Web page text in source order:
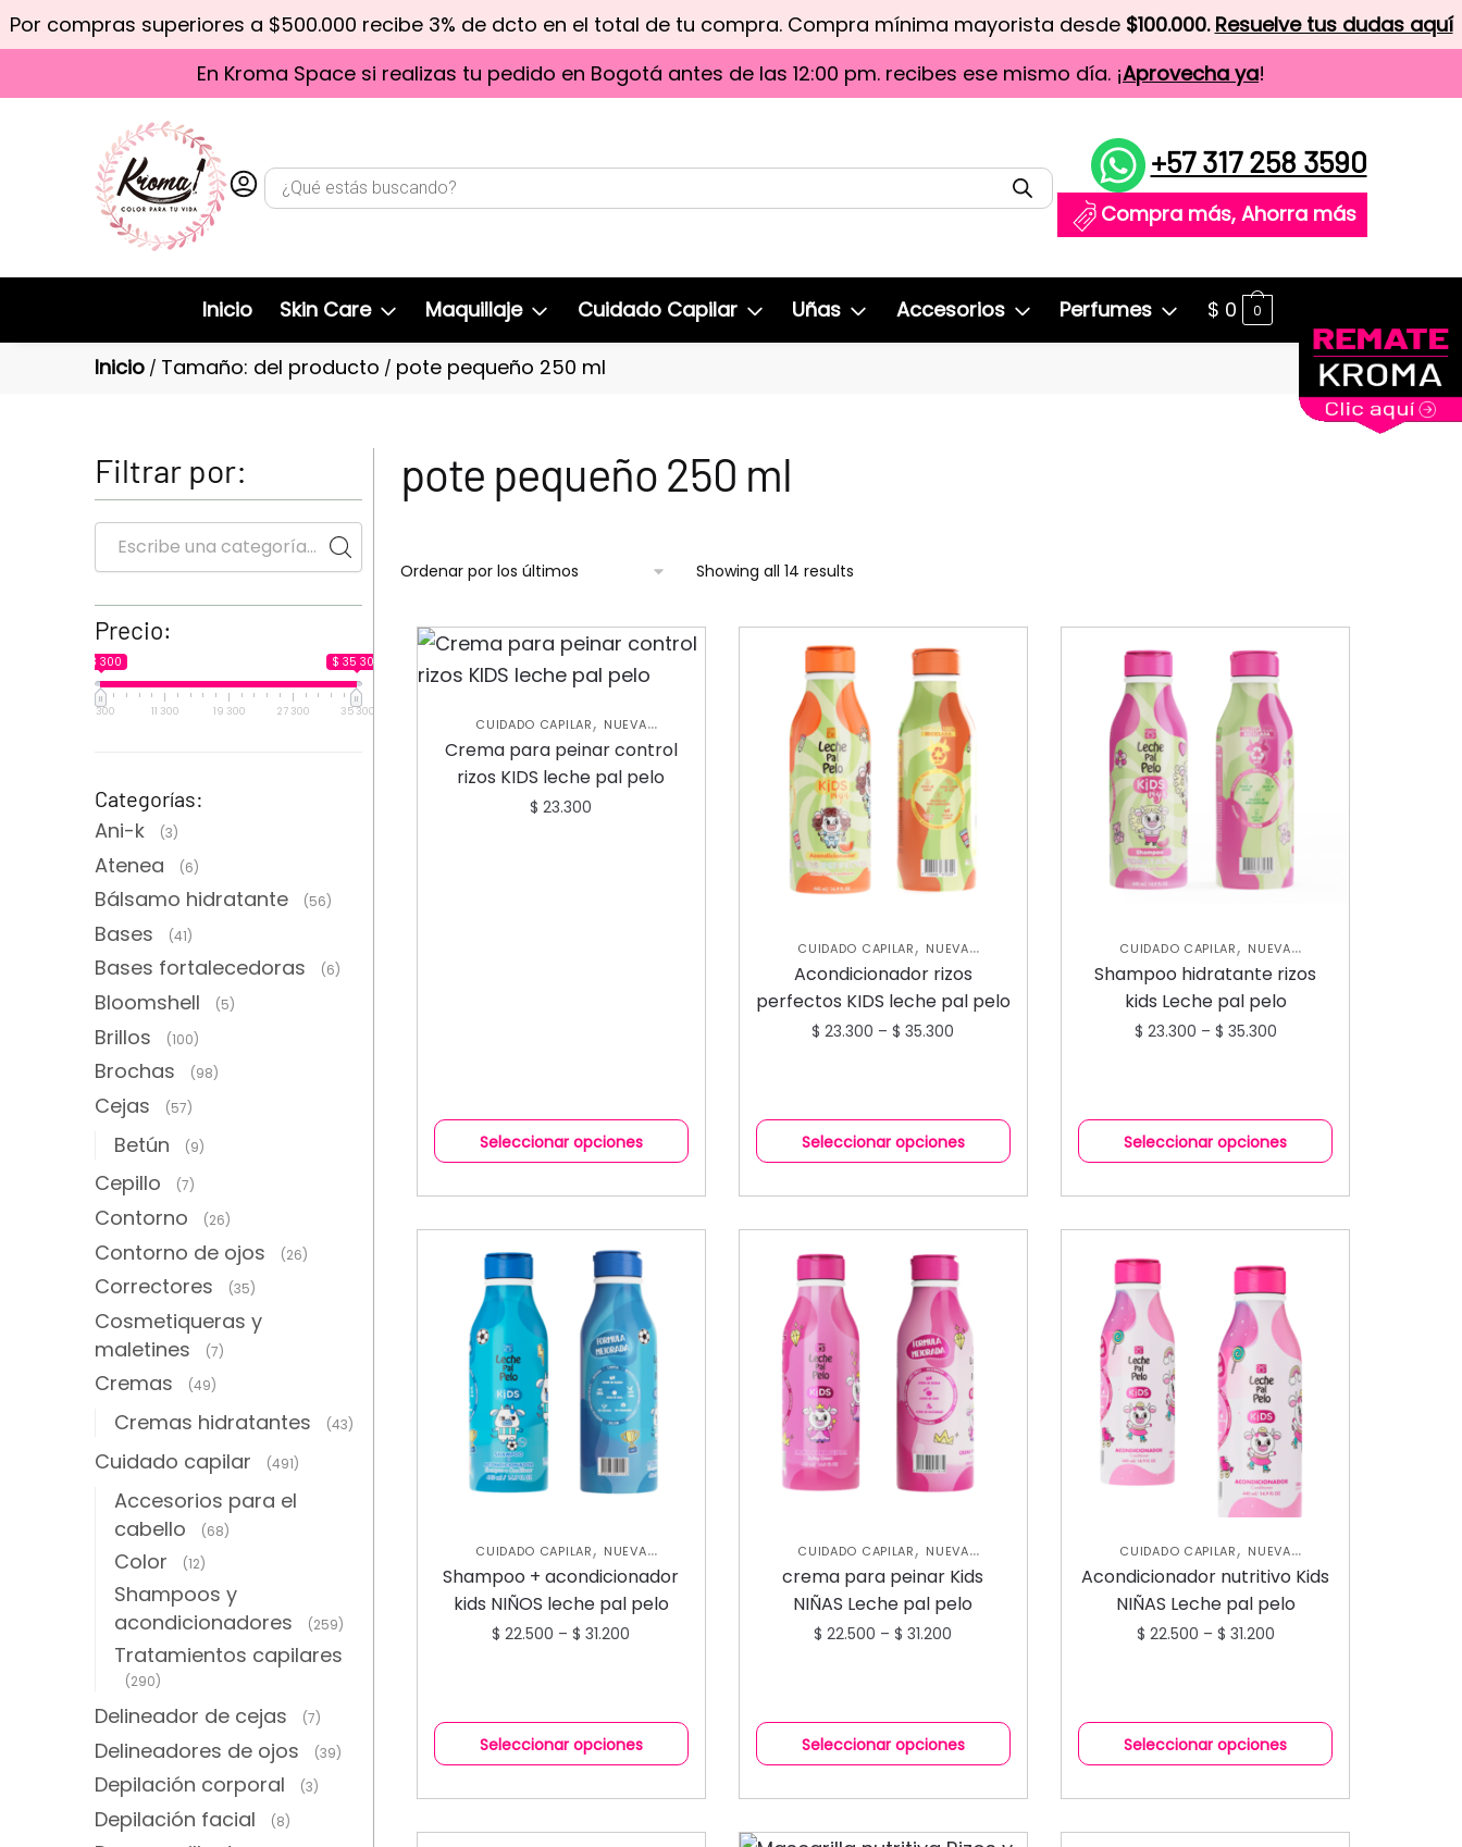
Por compras superiores a $500.000 recibe 3% de dcto en el total de tu compra. Compra mínima mayorista desde $100.000. Resuelve tus dudas aquí
En Kroma Space si realizas tu pedido en Bogotá antes de las 12:00 pm. recibes ese mismo día. ¡Aprovecha ya!
+57 317 258 3590
Compra más, Ahorra más
Inicio Skin Care Maquillaje Cuidado Capilar Uñas Accesorios Perfumes $ 0 0
Inicio / Tamaño: del producto / pote pequeño 250 ml
pote pequeño 250 ml
Showing all 14 results
CUIDADO CAPILAR, NUEVA
COLECCIÓN ,SHAMPOOS Y
ACONDICIONADORES ,
CAPILARES
Crema para peinar control
rizos KIDS leche pal pelo
$ 23.300
Seleccionar opciones
CUIDADO CAPILAR, NUEVA
COLECCIÓN,SHAMPOOS Y
Acondicionador rizos
perfectos KIDS leche pal pelo
$ 23.300 – $ 35.300
Seleccionar opciones
CUIDADO CAPILAR, NUEVA
COLECCIÓN,SHAMPOOS Y
ACONDICIONADORES
Shampoo hidratante rizos
kids Leche pal pelo
$ 23.300 – $ 35.300
Seleccionar opciones
CUIDADO CAPILAR, NUEVA
COLECCIÓN,SHAMPOOS Y
ACONDICIONADORES
Shampoo + acondicionador
kids NIÑOS leche pal pelo
$ 22.500 – $ 31.200
Seleccionar opciones
CUIDADO CAPILAR, NUEVA
COLECCIÓN,SHAMPOOS Y
ACONDICIONADORES,
CAPILARES
crema para peinar Kids
NIÑAS Leche pal pelo
$ 22.500 – $ 31.200
Seleccionar opciones
CUIDADO CAPILAR, NUEVA
COLECCIÓN,SHAMPOOS Y
Acondicionador nutritivo Kids
NIÑAS Leche pal pelo
$ 22.500 – $ 31.200
Seleccionar opciones
Filtrar por:
Precio:
$ 3 300 $ 35 300
3 300 11 300 19 300 27 300 35 300
Categorías:
Ani-k (3)
Atenea (6)
Bálsamo hidratante (56)
Bases (41)
Bases fortalecedoras (6)
Bloomshell (5)
Brillos (100)
Brochas (98)
Cejas (57)
Betún (9)
Cepillo (7)
Contorno (26)
Contorno de ojos (26)
Correctores (35)
Cosmetiqueras y
maletines
(7)
Cremas (49)
Cremas hidratantes (43)
Cuidado capilar (491)
Accesorios para el
cabello
(68)
Color (12)
Shampoos y
acondicionadores
(259)
Tratamientos capilares
(290)
Delineador de cejas (7)
Delineadores de ojos (39)
Depilación corporal (3)
Depilación facial (8)